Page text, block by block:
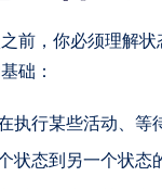
前，你必须理解
础：
执行某些活动、等
状态到另一个状态